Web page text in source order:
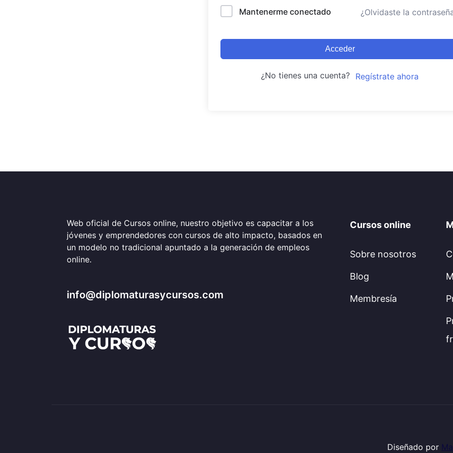
Mantenerme conectado ¿Olvidaste la
Acceder
¿No tienes una cuenta? Regístrate ahora
Web oficial de Cursos online, nuestro objetivo es capacitar a los
jóvenes y emprendedores con cursos de alto impacto, basados en
un modelo no tradicional apuntado a la generación de empleos
online.
info@diplomaturasycursos.com
Cursos online
Sobre nosotros
Blog
Membresía
Diseñado por